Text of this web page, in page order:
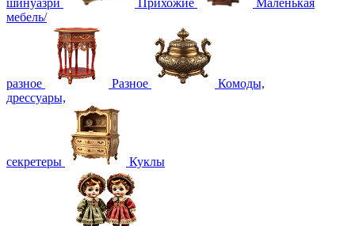
шинуазри Прихожие
Маленькая
мебель/
разное Разное
Комоды,
дрессуары,
секретеры Куклы